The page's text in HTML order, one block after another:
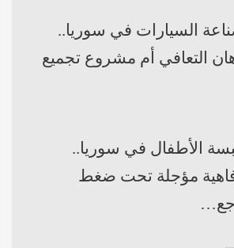
السيارات في سوريا..
التعافي أم مشروع تجميع
الأطفال في سوريا..
مؤجلة تحت ضغط